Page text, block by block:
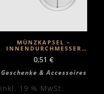
MÜNZKAPSEL –
INNENDURCHMESSER
0,51 €
Geschenke & Accessoires
inkl. 19 % MwSt.